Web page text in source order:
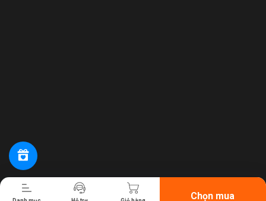
Chọn mua
Tiến hành thanh toán